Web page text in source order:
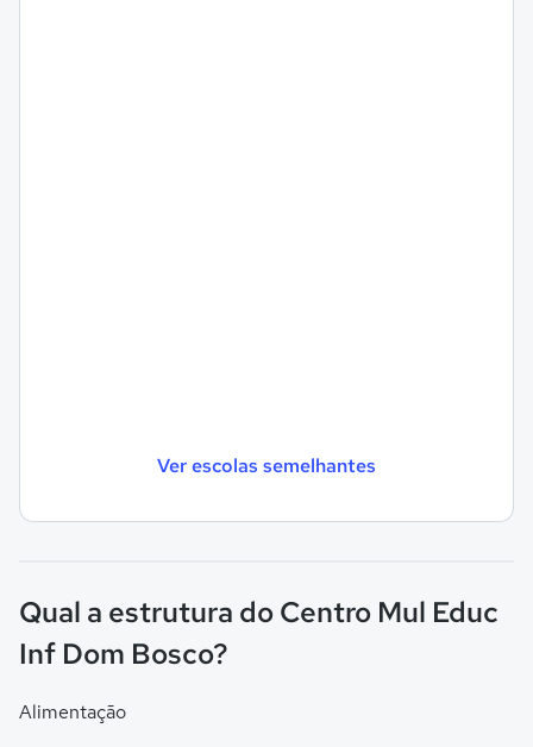
Ver escolas semelhantes
Qual a estrutura do Centro Mul Educ
Inf Dom Bosco?
Alimentação